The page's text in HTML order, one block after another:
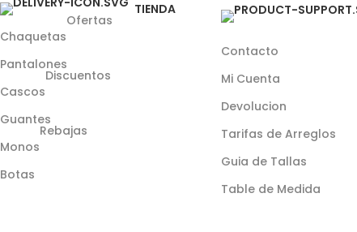
TIENDA
Chaquetas
Ofertas
Pantalones
Cascos
Discuentos
Guantes
Monos
Rebajas
Botas
Contacto
Mi Cuenta
Devolucion
Tarifas de Arreglos
Guia de Tallas
Table de Medida